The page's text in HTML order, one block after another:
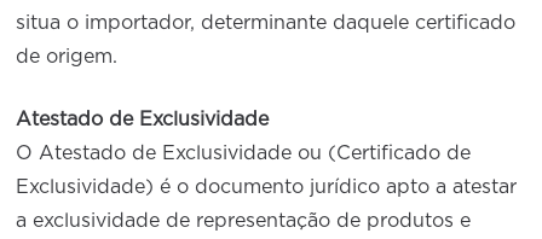
situa o importador, determinante daquele certificado
de origem.
Atestado de Exclusividade
O Atestado de Exclusividade ou (Certificado de
Exclusividade) é o documento jurídico apto a atestar
a exclusividade de representação de produtos e